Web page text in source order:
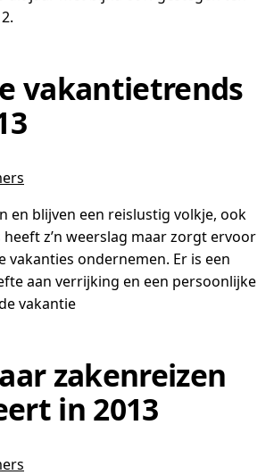
vakantietrends
en blijven een reislustig volkje, ook
heeft z’n weerslag maar zorgt ervoor
vakanties ondernemen. Er is een
aan verrijking en een persoonlijke
vakantie
zakenreizen
in 2013